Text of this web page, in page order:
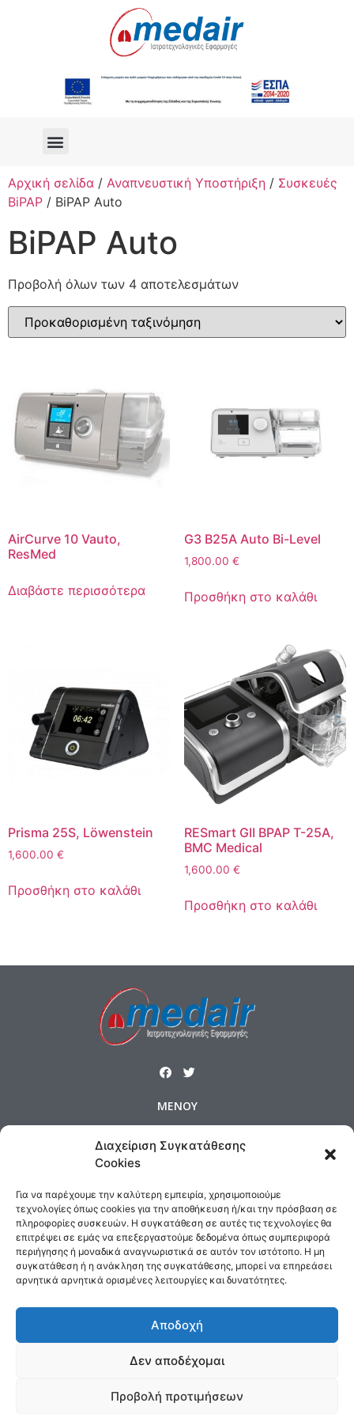
Διαχείριση Συγκατάθεσης
Cookies
Για να παρέχουμε την καλύτερη εμπειρία, χρησιμοποιούμε
τεχνολογίες όπως cookies για την αποθήκευση ή/και την πρόσβαση σε
πληροφορίες συσκευών. Η συγκατάθεση σε αυτές τις τεχνολογίες θα
επιτρέψει σε εμάς να επεξεργαστούμε δεδομένα όπως συμπεριφορά
περιήγησης ή μοναδικά αναγνωριστικά σε αυτόν τον ιστότοπο. Η μη
συγκατάθεση ή η ανάκληση της συγκατάθεσης, μπορεί να επηρεάσει
αρνητικά αρνητικά ορισμένες λειτουργίες και δυνατότητες.
Αποδοχή
Δεν αποδέχομαι
Προβολή προτιμήσεων
Αρχική σελίδα / Αναπνευστική Υποστήριξη / Συσκευές
BiPAP / BiPAP Auto
BiPAP Auto
Προβολή όλων των 4 αποτελεσμάτων
AirCurve 10 Vauto,
ResMed
Διαβάστε περισσότερα
G3 B25A Auto Bi-Level
1,800.00 €
Προσθήκη στο καλάθι
Prisma 25S, Löwenstein
1,600.00 €
Προσθήκη στο καλάθι
RESmart GII BPAP T-25A,
BMC Medical
1,600.00 €
Προσθήκη στο καλάθι
ΜΕΝΟΥ
Αρχική Προϊόντα
Επικοινωνία
Τρόποι Αποστολής & Πολιτική Επιστροφών
Τρόποι Πληρωμής
ΕΠΙΚΟΙΝΩΝΙΑ
Τηλ : 210 9575358, Fax : 210 9585103
Αρ. ΓΕΜΗ: 5809301000